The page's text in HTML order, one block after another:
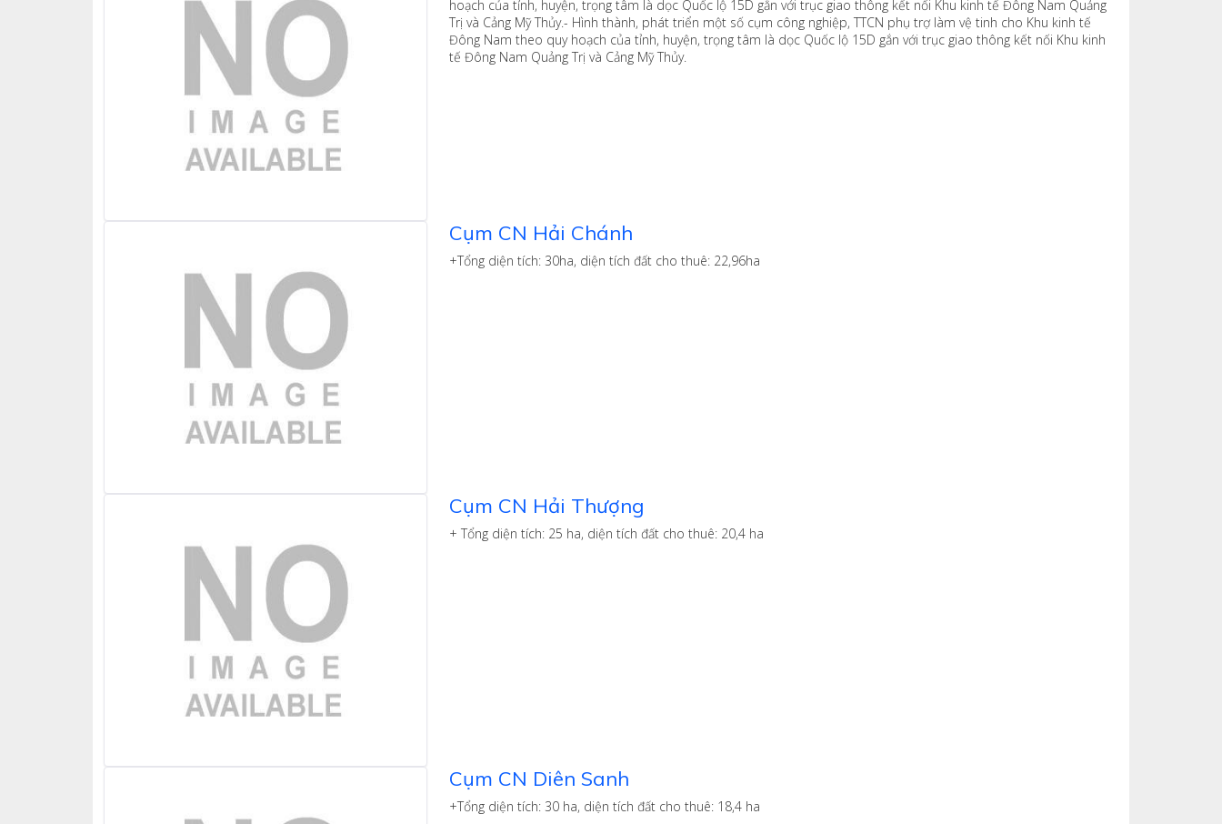
hoạch của tỉnh, huyện, trọng tâm là dọc Quốc lộ 15D gắn với trục giao thông kết nối Khu kinh tế Đông Nam Quảng
Trị và Cảng Mỹ Thủy.- Hình thành, phát triển một số cụm công nghiệp, TTCN phụ trợ làm vệ tinh cho Khu kinh tế
Đông Nam theo quy hoạch của tỉnh, huyện, trọng tâm là dọc Quốc lộ 15D gắn với trục giao thông kết nối Khu kinh
tế Đông Nam Quảng Trị và Cảng Mỹ Thủy.
Cụm CN Hải Chánh
+Tổng diện tích: 30ha, diện tích đất cho thuê: 22,96ha
Cụm CN Hải Thượng
+ Tổng diện tích: 25 ha, diện tích đất cho thuê: 20,4 ha
Cụm CN Diên Sanh
+Tổng diện tích: 30 ha, diện tích đất cho thuê: 18,4 ha